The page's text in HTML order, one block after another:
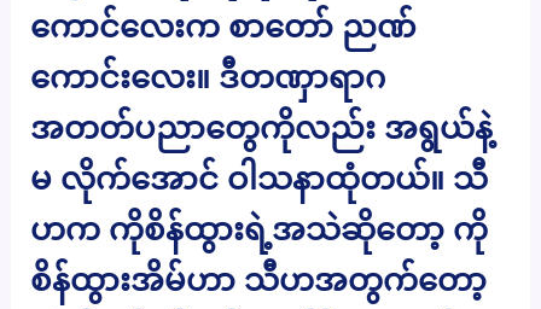
ကောင်လေးက စာတော် ညဏ်
ကောင်းလေး။ ဒီတဏှာရာဂ
အတတ်ပညာတွေကိုလည်း အရွယ်နဲ့
မ လိုက်အောင် ဝါသနာထုံတယ်။ သီ
ဟက ကိုစိန်ထွားရဲ့အသဲဆိုတော့ ကို
စိန်ထွားအိမ်ဟာ သီဟအတွက်တော့